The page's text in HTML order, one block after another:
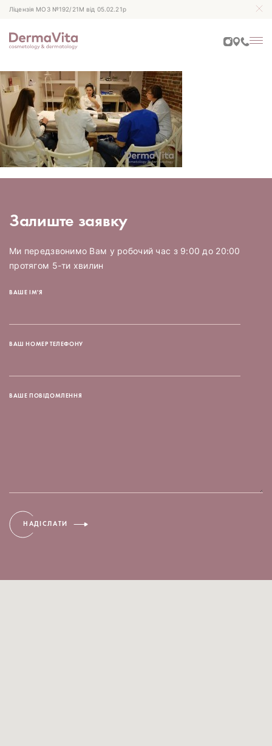
Ліцензія МОЗ №192/21М від 05.02.21р
Залиште заявку
Ми передзвонимо Вам у робочий час з 9:00 до 20:00
протягом 5-ти хвилин
ВАШЕ ІМ'Я
ВАШ НОМЕР ТЕЛЕФОНУ
ВАШЕ ПОВІДОМЛЕННЯ
НАДІСЛАТИ